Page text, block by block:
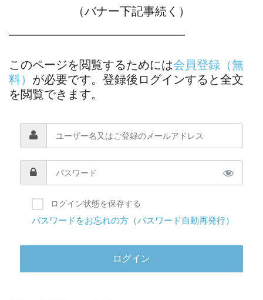
（バナー下記事続く）
―――――――――――――――
このページを閲覧するためには会員登録（無
料） が必要です。登録後ログインすると全文
を閲覧できます。
ログイン状態を保存する
パスワードをお忘れの方（パスワード自動再発行）